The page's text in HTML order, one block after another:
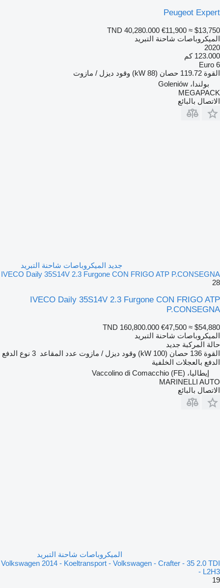
Peugeot Expert
TND 40,280.000 €11,900 ≈ $13,750
الميكروباصات شاحنة التبريد
2020
123.000 كم
Euro 6
القوة 119.72 حصان (88 kW) وقود ديزل / مازوت
بولندا، Goleniów
MEGAPACK
الاتصال بالبائع
جديد الميكروباصات شاحنة التبريد
IVECO Daily 35S14V 2.3 Furgone CON FRIGO ATP P.CONSEGNA
28
IVECO Daily 35S14V 2.3 Furgone CON FRIGO ATP
P.CONSEGNA
TND 160,800.000 €47,500 ≈ $54,880
الميكروباصات شاحنة التبريد
حالة المركبة جديد
القوة 136 حصان (100 kW) وقود ديزل / مازوت عدد المقاعد 3 نوع الدفع
الدفع بالعجلات الخلفية
إيطاليا، Vaccolino di Comacchio (FE)
MARINELLI AUTO
الاتصال بالبائع
الميكروباصات شاحنة التبريد
Volkswagen 2014 - Koeltransport - Volkswagen - Crafter - 35 2.0 TDI
L2H3 -
19